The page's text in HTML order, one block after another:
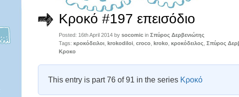
Κροκό #197 επεισόδιο
Posted: 16th April 2014 by socomic in Σπύρος Δερβενιώτης
Tags: κροκόδειλοι krokodiloi croco kroko κροκόδειλος Σπύρος
Κροκο
This entry is part 76 of 91 in the series Κροκό